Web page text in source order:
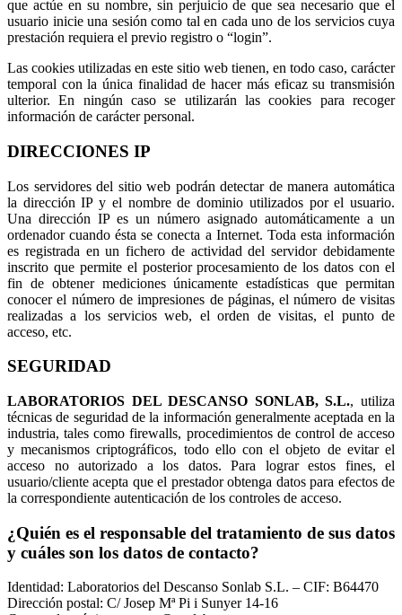
que actúe en su nombre, sin perjuicio de que sea necesario que el
usuario inicie una sesión como tal en cada uno de los servicios cuya
prestación requiera el previo registro o “login”.
Las cookies utilizadas en este sitio web tienen, en todo caso, carácter
temporal con la única finalidad de hacer más eficaz su transmisión
ulterior. En ningún caso se utilizarán las cookies para recoger
información de carácter personal.
DIRECCIONES IP
Los servidores del sitio web podrán detectar de manera automática
la dirección IP y el nombre de dominio utilizados por el usuario.
Una dirección IP es un número asignado automáticamente a un
ordenador cuando ésta se conecta a Internet. Toda esta información
es registrada en un fichero de actividad del servidor debidamente
inscrito que permite el posterior procesamiento de los datos con el
fin de obtener mediciones únicamente estadísticas que permitan
conocer el número de impresiones de páginas, el número de visitas
realizadas a los servicios web, el orden de visitas, el punto de
acceso, etc.
SEGURIDAD
LABORATORIOS DEL DESCANSO SONLAB, S.L., utiliza
técnicas de seguridad de la información generalmente aceptada en la
industria, tales como firewalls, procedimientos de control de acceso
y mecanismos criptográficos, todo ello con el objeto de evitar el
acceso no autorizado a los datos. Para lograr estos fines, el
usuario/cliente acepta que el prestador obtenga datos para efectos de
la correspondiente autenticación de los controles de acceso.
¿Quién es el responsable del tratamiento de sus datos
y cuáles son los datos de contacto?
Identidad: Laboratorios del Descanso Sonlab S.L. – CIF: B64470
Dirección postal: C/ Josep Mª Pi i Sunyer 14-16